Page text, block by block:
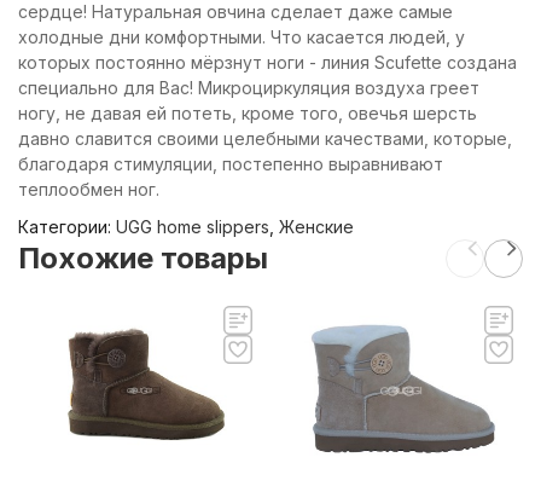
сердце! Натуральная овчина сделает даже самые
холодные дни комфортными. Что касается людей, у
которых постоянно мёрзнут ноги - линия Scufette создана
специально для Вас! Микроциркуляция воздуха греет
ногу, не давая ей потеть, кроме того, овечья шерсть
давно славится своими целебными качествами, которые,
благодаря стимуляции, постепенно выравнивают
теплообмен ног.
Категории: UGG home slippers Женские
Похожие товары